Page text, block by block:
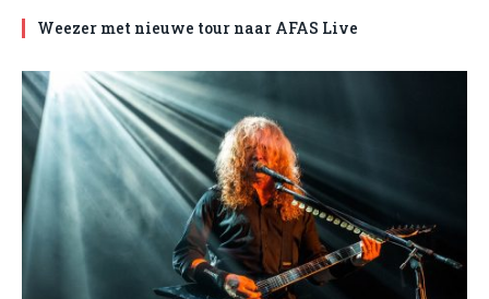
Weezer met nieuwe tour naar AFAS Live